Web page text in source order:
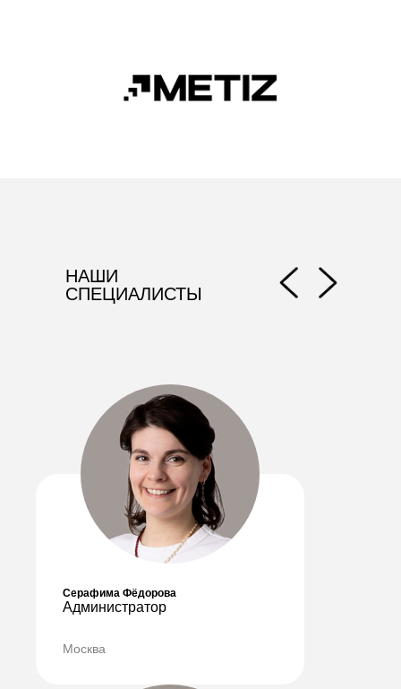
Протезирование
рук и ног
03
04
Высококачественные
сертифицированные
материалы
Гарантия и последующее
обслуживание
НАШИ
СПЕЦИАЛИСТЫ
Серафима Фёдорова
Администратор
Москва